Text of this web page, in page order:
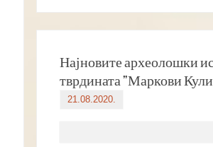
Најновите археолошки
тврдината ”Маркови
21.08.2020.